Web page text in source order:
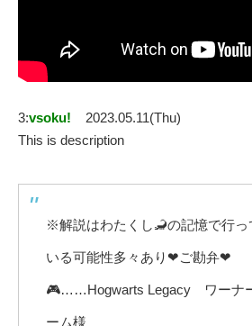
3:vsoku!
2023.05.11(Thu)
This is description
※解説はわたくし🦂の記憶で行っ
いる可能性多々あり❤ご勘弁❤
🎮……Hogwarts Legacy ワーナ
ーム様